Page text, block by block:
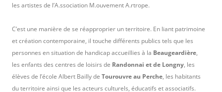
les artistes de l’A.ssociation M.ouvement A.rtrope.
C’est une manière de se réapproprier un territoire. En liant patrimoine
et création contemporaine, il touche différents publics tels que les
personnes en situation de handicap accueillies à la Beaugeardière,
les enfants des centres de loisirs de Randonnai et de Longny, les
élèves de l’école Albert Bailly de Tourouvreau Perche, les habitants
du territoire ainsi que les acteurs culturels, éducatifs et associatifs.